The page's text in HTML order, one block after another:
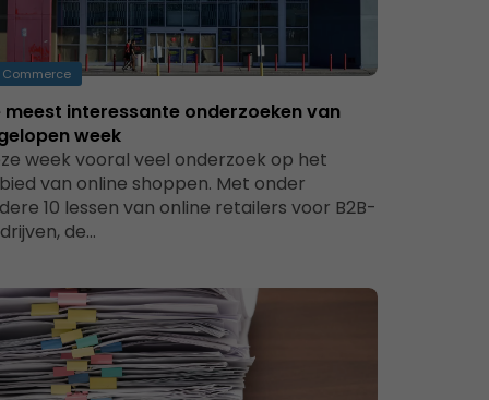
Commerce
meest interessante onderzoeken van
week
week vooral veel onderzoek op het
van online shoppen. Met onder
10 lessen van online retailers voor B2B-
de…